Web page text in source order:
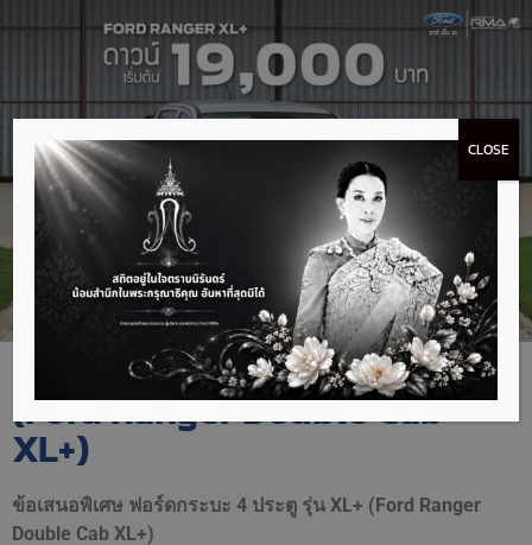
ฟอร์ดกระบะ 4 ประตู รุ่น XL+
(Ford Ranger Double Cab
XL+)
ข้อเสนอพิเศษ ฟอร์ดกระบะ 4 ประตู รุ่น XL+ (Ford Ranger
Double Cab XL+)
CLOSE